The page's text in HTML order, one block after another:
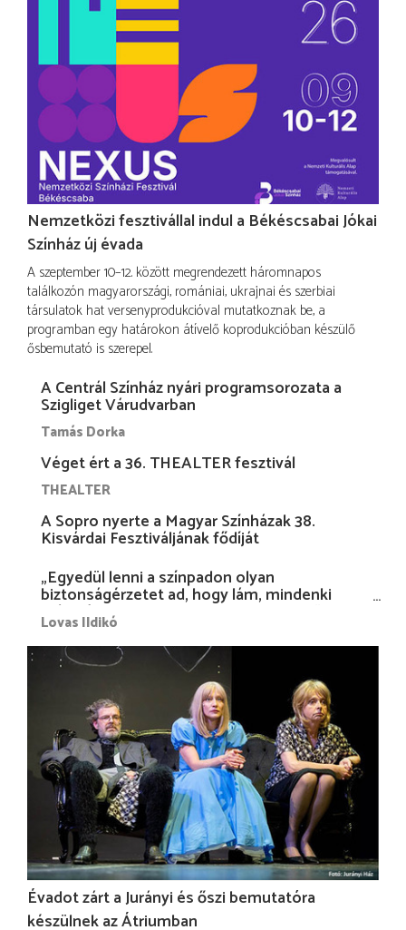
Nemzetközi fesztivállal indul a Békéscsabai Jókai
Színház új évada
A szeptember 10–12. között megrendezett háromnapos
találkozón magyarországi, romániai, ukrajnai és szerbiai
társulatok hat versenyprodukcióval mutatkoznak be, a
programban egy határokon átívelő koprodukcióban készülő
ősbemutató is szerepel.
A Centrál Színház nyári programsorozata a
Szigliget Várudvarban
Tamás Dorka
Véget ért a 36. THEALTER fesztivál
THEALTER
A Sopro nyerte a Magyar Színházak 38.
Kisvárdai Fesztiváljának fődíját
„Egyedül lenni a színpadon olyan
biztonságérzetet ad, hogy lám, mindenki
más nélkül is megvagyok magammal…”
Lovas Ildikó
Évadot zárt a Jurányi és őszi bemutatóra
készülnek az Átriumban